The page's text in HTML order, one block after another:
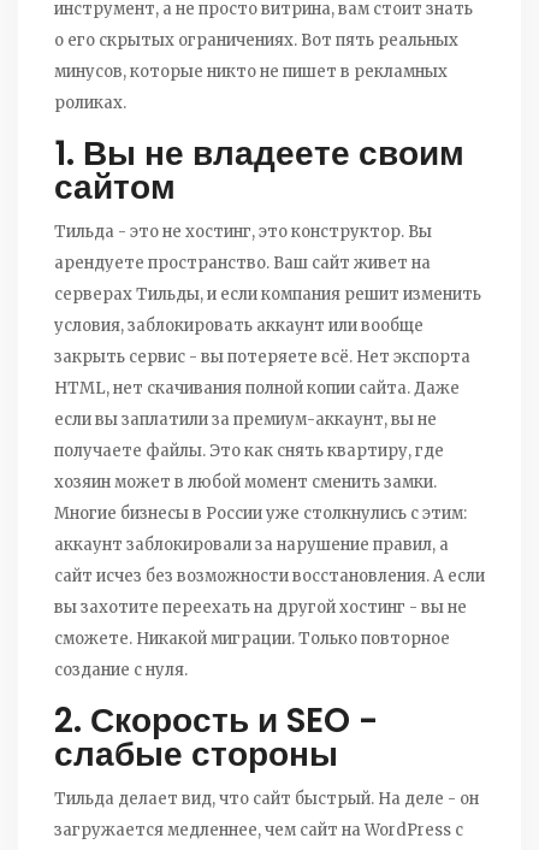
инструмент, а не просто витрина, вам стоит знать
о его скрытых ограничениях. Вот пять реальных
минусов, которые никто не пишет в рекламных
роликах.
1. Вы не владеете своим
сайтом
Тильда - это не хостинг, это конструктор. Вы
арендуете пространство. Ваш сайт живет на
серверах Тильды, и если компания решит изменить
условия, заблокировать аккаунт или вообще
закрыть сервис - вы потеряете всё. Нет экспорта
HTML, нет скачивания полной копии сайта. Даже
если вы заплатили за премиум-аккаунт, вы не
получаете файлы. Это как снять квартиру, где
хозяин может в любой момент сменить замки.
Многие бизнесы в России уже столкнулись с этим:
аккаунт заблокировали за нарушение правил, а
сайт исчез без возможности восстановления. А если
вы захотите переехать на другой хостинг - вы не
сможете. Никакой миграции. Только повторное
создание с нуля.
2. Скорость и SEO -
слабые стороны
Тильда делает вид, что сайт быстрый. На деле - он
загружается медленнее, чем сайт на WordPress с